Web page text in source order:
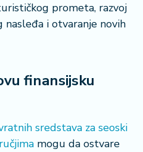
prometa, razvoj
nasleđa i otvaranje novih
finansijsku
sredstava za seoski
mogu da ostvare